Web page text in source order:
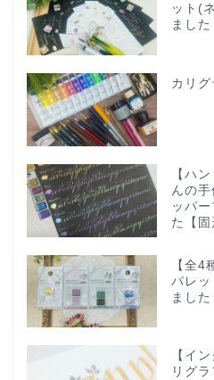
ット(
ました
カリ
【ハ
んの
ッパ
た【固
【全4
パレッ
ました
【イ
リグ